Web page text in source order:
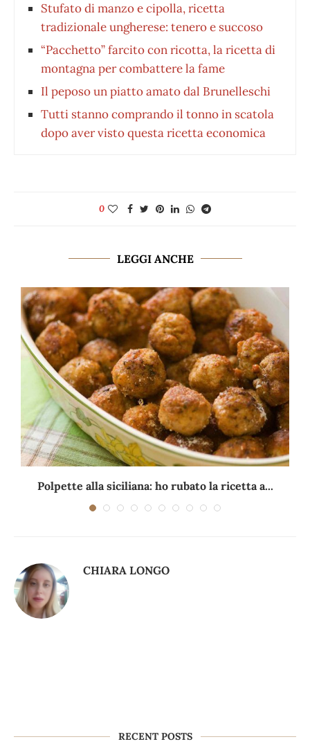
Stufato di manzo e cipolla, ricetta
tradizionale ungherese: tenero e succoso
“Pacchetto” farcito con ricotta, la ricetta di
montagna per combattere la fame
Il peposo un piatto amato dal Brunelleschi
Tutti stanno comprando il tonno in scatola
dopo aver visto questa ricetta economica
0
LEGGI ANCHE
Polpette alla siciliana: ho rubato la ricetta a...
CHIARA LONGO
RECENT POSTS